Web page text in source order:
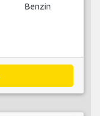
Benzin